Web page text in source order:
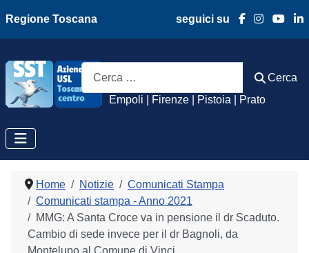
Regione Toscana seguici su
Azienda Usl
Empoli | Firenze | Pistoia | Prato
Cerca
Cerca
Home Notizie
Comunicati Stampa
Comunicati stampa - Anno 2021
MMG: A Santa Croce va in pensione il dr Scaduto.
Cambio di sede invece per il dr Bagnoli, da
Montelupo al Comune di Vinci